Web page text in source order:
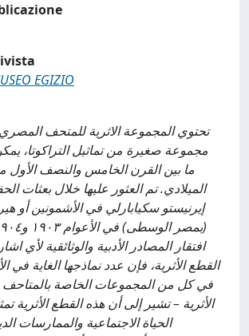
EGIZIO
تحتوي المجموعة الاثرية للمتحف
مجموعة صغيرة من تماثيل التراكوتا،
ما بين القرن الخامس والنصف الأول
الميلادي. تم العثور عليها خلال بعثات
إيرنيستو سكيابارلي في الأشمونين أو
افتقار المصادر الأدبية والوثائقية لأي
القطع الأثرية، فإن عدد نماذجها الغاية في
في كل من المجموعات الخاصة بالمتاحف
الأثرية – تشير إلى أن هذه القطع الأثرية
الحياة الاجتماعية والممارسات